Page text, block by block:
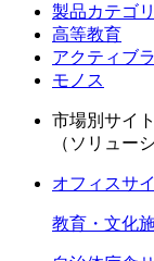
製品カテゴ
高等教育
アクティブ
モノス
市場別サイト
（ソリュー
オフィスサ
教育・文化